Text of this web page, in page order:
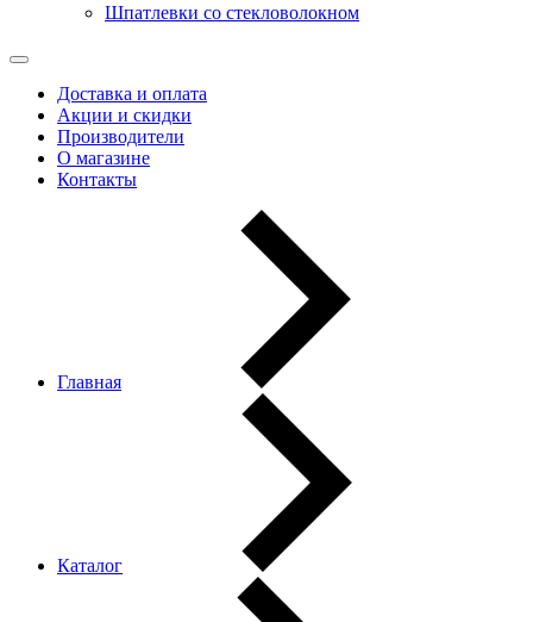
Шпатлевки со стекловолокном
Доставка и оплата
Акции и скидки
Производители
О магазине
Контакты
Главная
Каталог